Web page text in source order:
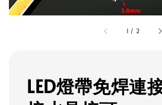
1 / 2
LED燈帶免焊連